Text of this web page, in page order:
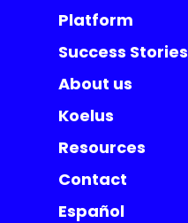
Platform
Success Stories
About us
Koelus
Resources
Contact
Español